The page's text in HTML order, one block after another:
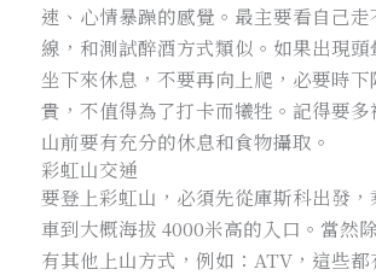
速、心情暴躁的感覺。最主要看自己走
線，和測試醉酒方式類似。如果出現
坐下來休息，不要再向上爬，必要時
貴，不值得為了打卡而犧牲。記得要多
山前要有充分的休息和食物攝取。
彩虹山交通
要登上彩虹山，必須先從庫斯科出發
車到大概海拔 4000米高的入口。當然
有其他上山方式，例如：ATV，這些都